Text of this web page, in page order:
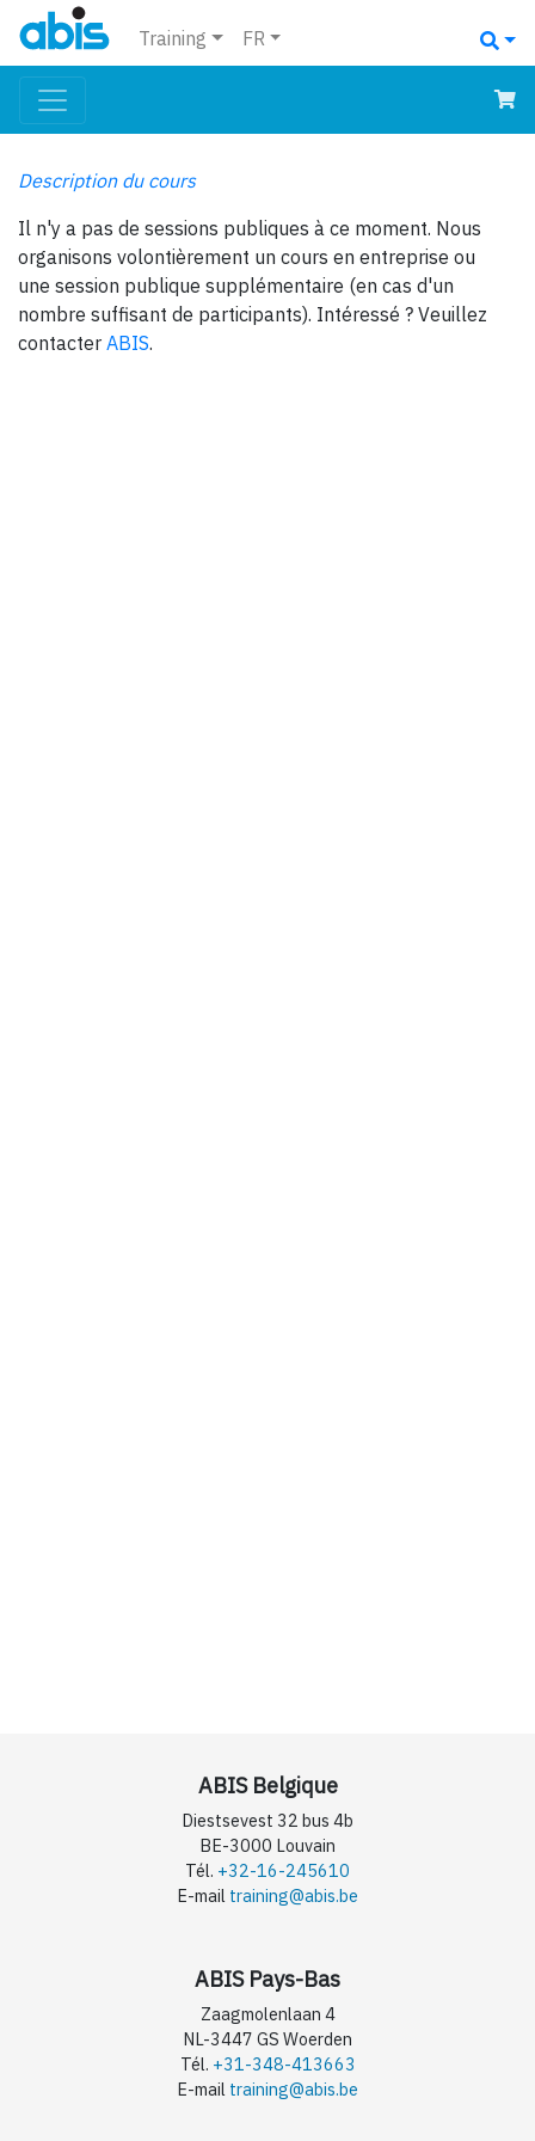
Training FR
Description du cours
Il n'y a pas de sessions publiques à ce moment. Nous
organisons volontièrement un cours en entreprise ou
une session publique supplémentaire (en cas d'un
nombre suffisant de participants). Intéressé ? Veuillez
contacter ABIS.
ABIS Belgique
Diestsevest 32 bus 4b
BE-3000 Louvain
Tél. +32-16-245610
E-mail training@abis.be
ABIS Pays-Bas
Zaagmolenlaan 4
NL-3447 GS Woerden
Tél. +31-348-413663
E-mail training@abis.be